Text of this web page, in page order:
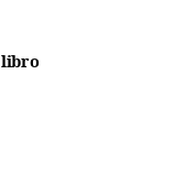
libro